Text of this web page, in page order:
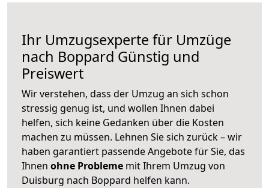
Ihr Umzugsexperte für Umzüge
nach Boppard Günstig und
Preiswert
Wir verstehen, dass der Umzug an sich schon
stressig genug ist, und wollen Ihnen dabei
helfen, sich keine Gedanken über die Kosten
machen zu müssen. Lehnen Sie sich zurück – wir
haben garantiert passende Angebote für Sie, das
Ihnen ohne Probleme mit Ihrem Umzug von
Duisburg nach Boppard helfen kann.